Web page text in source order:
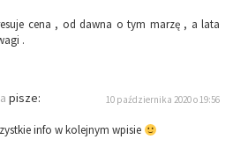
cena , od dawna o tym marzę , a lata
.
pisze: 10 października 2020 o 19:56
info w kolejnym wpisie